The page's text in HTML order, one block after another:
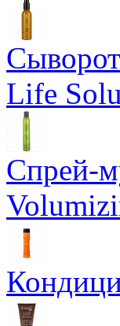
Life
Спрей-